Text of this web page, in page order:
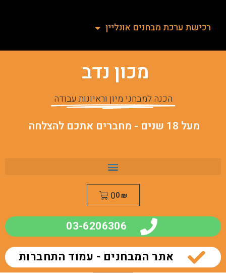
רכישת ערכת מבחנים אונליין
מכון נדב
הכנה למבחני מיון וראיונות עבודה
מעל 18 שנים - מחברים אתכם להצלחה
0₪
0
03-6206306
אתר המבחנים - עמוד התחברות